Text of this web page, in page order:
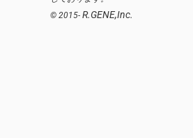
© 2015- R.GENE,Inc.